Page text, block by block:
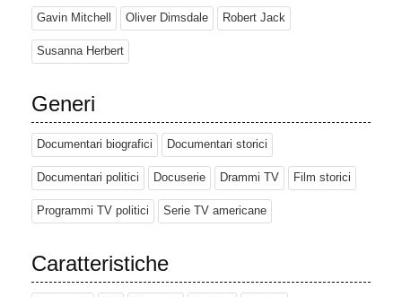
Gavin Mitchell Oliver Dimsdale Robert Jack
Susanna Herbert
Generi
Documentari biografici Documentari storici
Documentari politici Docuserie Drammi TV Film storici
Programmi TV politici Serie TV americane
Caratteristiche